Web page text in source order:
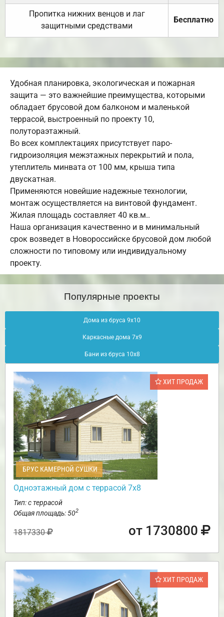
Пропитка нижних венцов и лаг
защитными средствами
Бесплатно
Удобная планировка, экологическая и пожарная
защита — это важнейшие преимущества, которыми
обладает брусовой дом балконом и маленькой
террасой, выстроенный по проекту 10,
полутораэтажный.
Во всех комплектациях присутствует паро-
гидроизоляция межэтажных перекрытий и пола,
утеплитель минвата от 100 мм, крыша типа
двускатная.
Применяются новейшие надежные технологии,
монтаж осуществляется на винтовой фундамент.
Жилая площадь составляет 40 кв.м..
Наша организация качественно и в минимальный
срок возведет в Новороссийске брусовой дом любой
сложности по типовому или индивидуальному
проекту.
Популярные проекты
Дома из бруса 9х10
Каркасные дома 7х9
Бани из бруса 10х8
ХИТ ПРОДАЖ
БРУС КАМЕРНОЙ СУШКИ
Одноэтажный дом с террасой 7х8
Тип: с террасой
Общая площадь: 502
1817330 от 1730800
ХИТ ПРОДАЖ